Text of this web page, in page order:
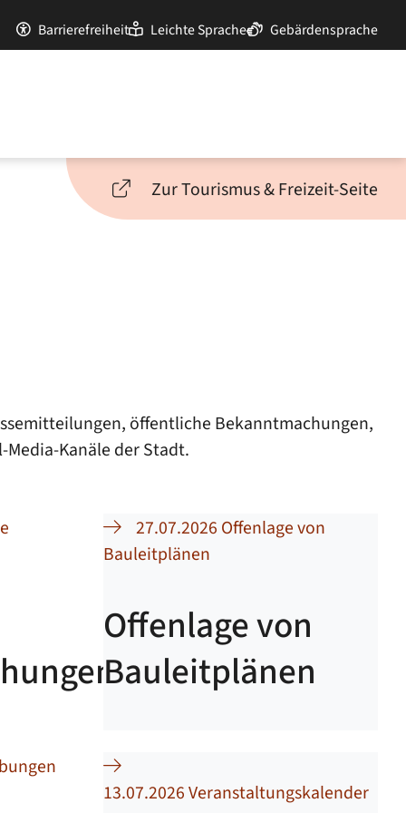
Barrierefreiheit Leichte Sprache Gebärdensprache
Zur Tourismus & Freizeit-Seite
öffentliche Bekanntmachungen,
Kanäle der Stadt.
27.07.2026 Offenlage von
Bauleitplänen
Offenlage von
Bauleitplänen
13.07.2026 Veranstaltungskalender